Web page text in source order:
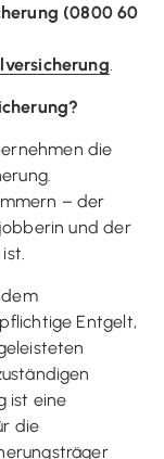
(0800 60
die
– der
und der
Entgelt,
ist eine
die